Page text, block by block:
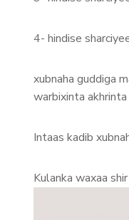
4- hindise
xubnaha guddiga
warbixinta
Intaas kadib
Kulanka waxaa